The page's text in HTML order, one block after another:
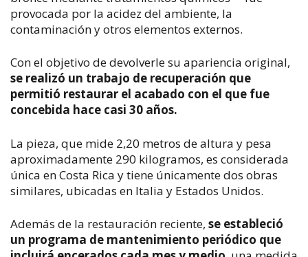
provocada por la acidez del ambiente, la
contaminación y otros elementos externos.
Con el objetivo de devolverle su apariencia original,
se realizó un trabajo de recuperación que
permitió restaurar el acabado con el que fue
concebida hace casi 30 años.
La pieza, que mide 2,20 metros de altura y pesa
aproximadamente 290 kilogramos, es considerada
única en Costa Rica y tiene únicamente dos obras
similares, ubicadas en Italia y Estados Unidos.
Además de la restauración reciente, se estableció
un programa de mantenimiento periódico que